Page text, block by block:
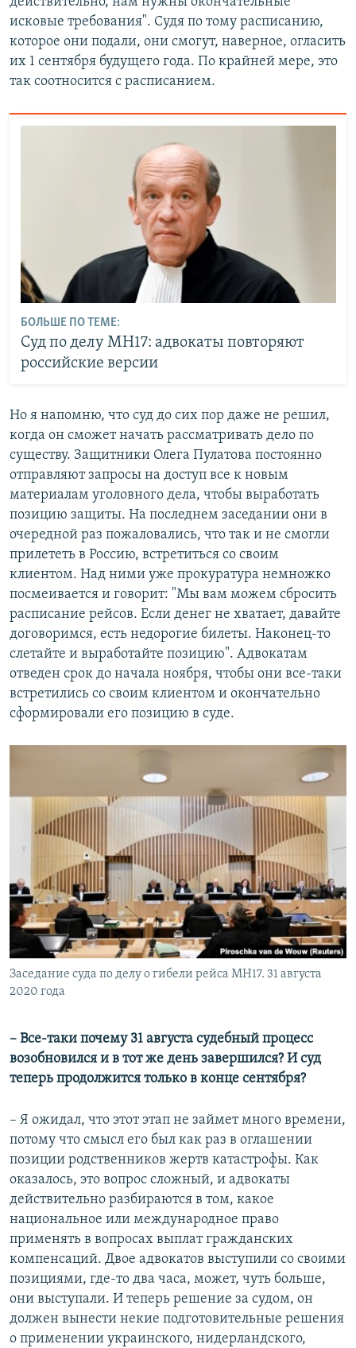
исковые требования". Судя по тому расписанию,
которое они подали, они смогут, наверное, огласить
их 1 сентября будущего года. По крайней мере, это
так соотносится с расписанием.
БОЛЬШЕ ПО ТЕМЕ:
Суд по делу МН17: адвокаты повторяют
российские версии
Но я напомню, что суд до сих пор даже не решил,
когда он сможет начать рассматривать дело по
существу. Защитники Олега Пулатова постоянно
отправляют запросы на доступ все к новым
материалам уголовного дела, чтобы выработать
позицию защиты. На последнем заседании они в
очередной раз пожаловались, что так и не смогли
прилететь в Россию, встретиться со своим
клиентом. Над ними уже прокуратура немножко
посмеивается и говорит: "Мы вам можем сбросить
расписание рейсов. Если денег не хватает, давайте
договоримся, есть недорогие билеты. Наконец-то
слетайте и выработайте позицию". Адвокатам
отведен срок до начала ноября, чтобы они все-таки
встретились со своим клиентом и окончательно
сформировали его позицию в суде.
Заседание суда по делу о гибели рейса MH17. 31 августа
2020 года
– Все-таки почему 31 августа судебный процесс
возобновился и в тот же день завершился? И суд
теперь продолжится только в конце сентября?
– Я ожидал, что этот этап не займет много времени,
потому что смысл его был как раз в оглашении
позиции родственников жертв катастрофы. Как
оказалось, это вопрос сложный, и адвокаты
действительно разбираются в том, какое
национальное или международное право
применять в вопросах выплат гражданских
компенсаций. Двое адвокатов выступили со своими
позициями, где-то два часа, может, чуть больше,
они выступали. И теперь решение за судом, он
должен вынести некие подготовительные решения
о применении украинского, нидерландского,